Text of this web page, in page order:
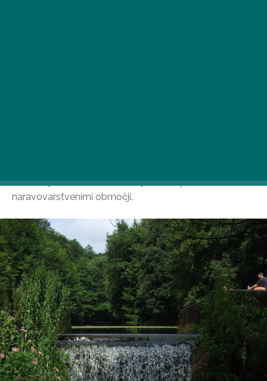
vznemirljivih znamenitosti, vključno s spomeniki in
naravovarstvenimi območji.